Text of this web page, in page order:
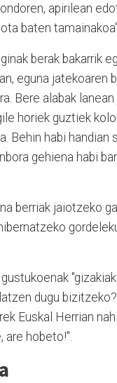
apirilean
baten tamainakoa".
berak bakarrik
eguna jatekoaren
Bere alabak
horiek guztiek
Behin habi
gehiena habi
berriak jaiotzeko
dugu
Euskal Herrian
are hobeto!".